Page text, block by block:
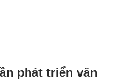
phát triển văn